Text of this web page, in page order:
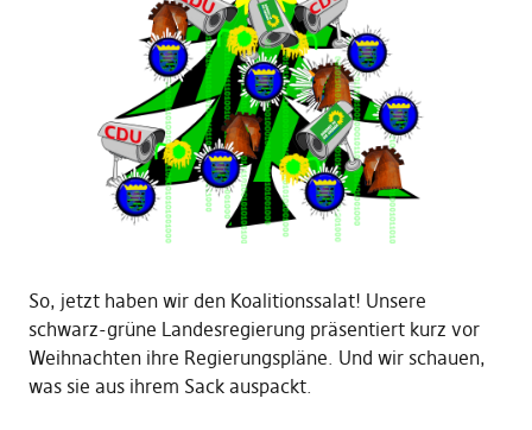
So, jetzt haben wir den Koalitionssalat! Unsere
schwarz-grüne Landesregierung präsentiert kurz vor
Weihnachten ihre Regierungspläne. Und wir schauen,
was sie aus ihrem Sack auspackt.